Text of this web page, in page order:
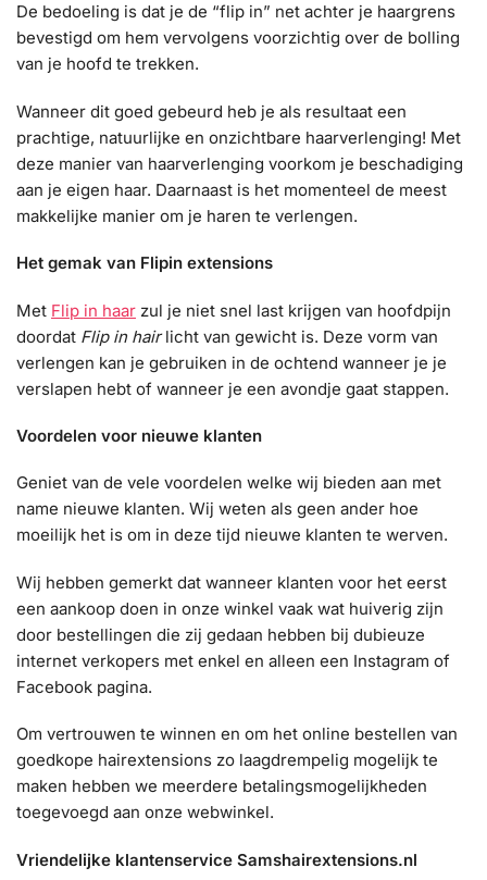
De bedoeling is dat je de “flip in” net achter je haargrens
bevestigd om hem vervolgens voorzichtig over de bolling
van je hoofd te trekken.
Wanneer dit goed gebeurd heb je als resultaat een
prachtige, natuurlijke en onzichtbare haarverlenging! Met
deze manier van haarverlenging voorkom je beschadiging
aan je eigen haar. Daarnaast is het momenteel de meest
makkelijke manier om je haren te verlengen.
Het gemak van Flipin extensions
Met Flip in haar zul je niet snel last krijgen van hoofdpijn
doordat Flip in hairlicht van gewicht is. Deze vorm van
verlengen kan je gebruiken in de ochtend wanneer je je
verslapen hebt of wanneer je een avondje gaat stappen.
Voordelen voor nieuwe klanten
Geniet van de vele voordelen welke wij bieden aan met
name nieuwe klanten. Wij weten als geen ander hoe
moeilijk het is om in deze tijd nieuwe klanten te werven.
Wij hebben gemerkt dat wanneer klanten voor het eerst
een aankoop doen in onze winkel vaak wat huiverig zijn
door bestellingen die zij gedaan hebben bij dubieuze
internet verkopers met enkel en alleen een Instagram of
Facebook pagina.
Om vertrouwen te winnen en om het online bestellen van
goedkope hairextensions zo laagdrempelig mogelijk te
maken hebben we meerdere betalingsmogelijkheden
toegevoegd aan onze webwinkel.
Vriendelijke klantenservice Samshairextensions.nl